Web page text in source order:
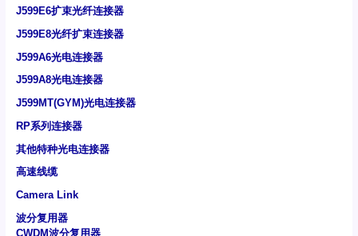
J599E6扩束光纤连接器
J599E8光纤扩束连接器
J599A6光电连接器
J599A8光电连接器
J599MT(GYM)光电连接器
RP系列连接器
其他特种光电连接器
高速线缆
Camera Link
波分复用器
CWDM波分复用器